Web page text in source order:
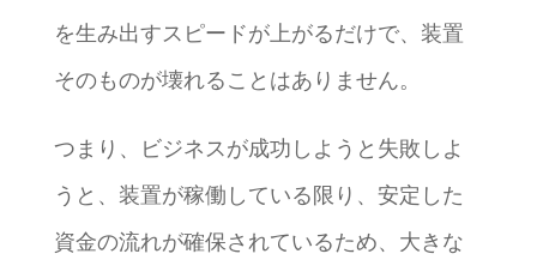
を生み出すスピードが上がるだけで、装置
そのものが壊れることはありません。
つまり、ビジネスが成功しようと失敗しよ
うと、装置が稼働している限り、安定した
資金の流れが確保されているため、大きな